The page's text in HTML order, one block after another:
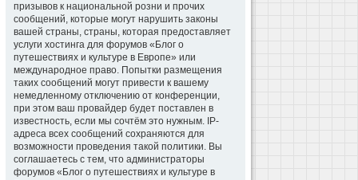
призывов к национальной розни и прочих
сообщений, которые могут нарушить законы
вашей страны, страны, которая предоставляет
услуги хостинга для форумов «Блог о
путешествиях и культуре в Европе» или
международное право. Попытки размещения
таких сообщений могут привести к вашему
немедленному отключению от конференции,
при этом ваш провайдер будет поставлен в
известность, если мы сочтём это нужным. IP-
адреса всех сообщений сохраняются для
возможности проведения такой политики. Вы
соглашаетесь с тем, что администраторы
форумов «Блог о путешествиях и культуре в